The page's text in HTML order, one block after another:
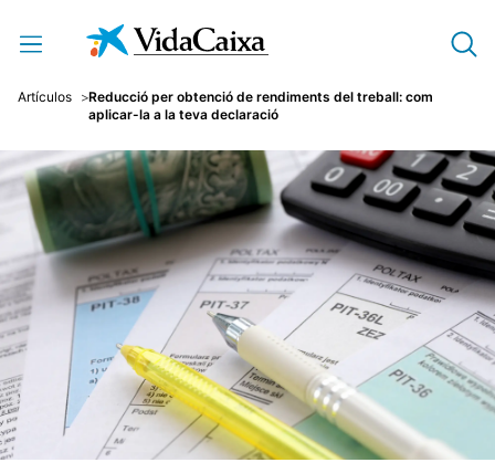
Salta al contingut principal
Artículos
Reducció per obtenció de rendiments del treball: com
aplicar-la a la teva declaració